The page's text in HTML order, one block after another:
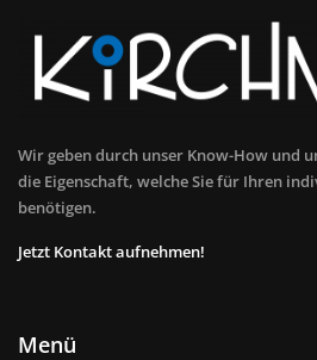
Wir geben durch unser Know-How und
die Eigenschaft, welche Sie für Ihren
benötigen.
Jetzt Kontakt aufnehmen!
Menü